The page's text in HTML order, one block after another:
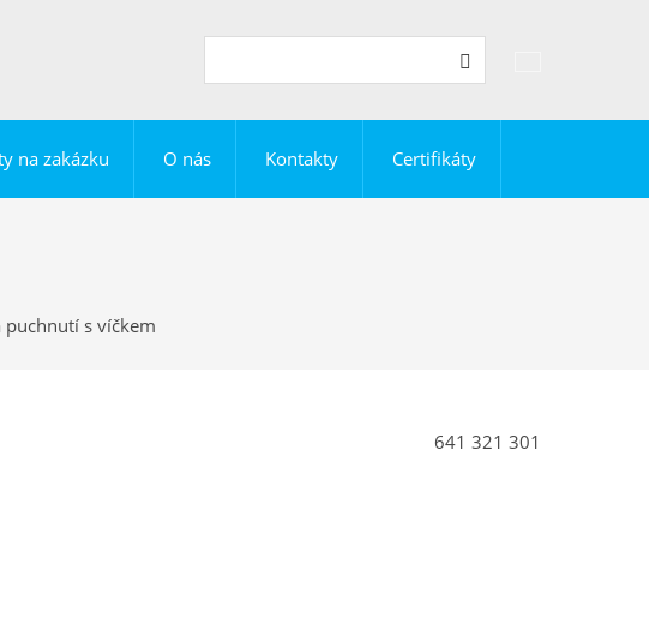
Hledat
na zakázku O nás Kontakty Certifikáty
puchnutí s víčkem
641 321 301